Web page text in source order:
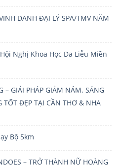
DANH ĐẠI LÝ SPA/TMV NĂM
Nghị Khoa Học Da Liễu Miền
– GIẢI PHÁP GIẢM NÁM, SÁNG
TỐT ĐẸP TẠI CẦN THƠ & NHA
Bộ 5km
– TRỞ THÀNH NỮ HOÀNG